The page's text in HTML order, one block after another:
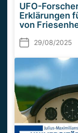
UFO-
Erklärungen
von
29/08/2025